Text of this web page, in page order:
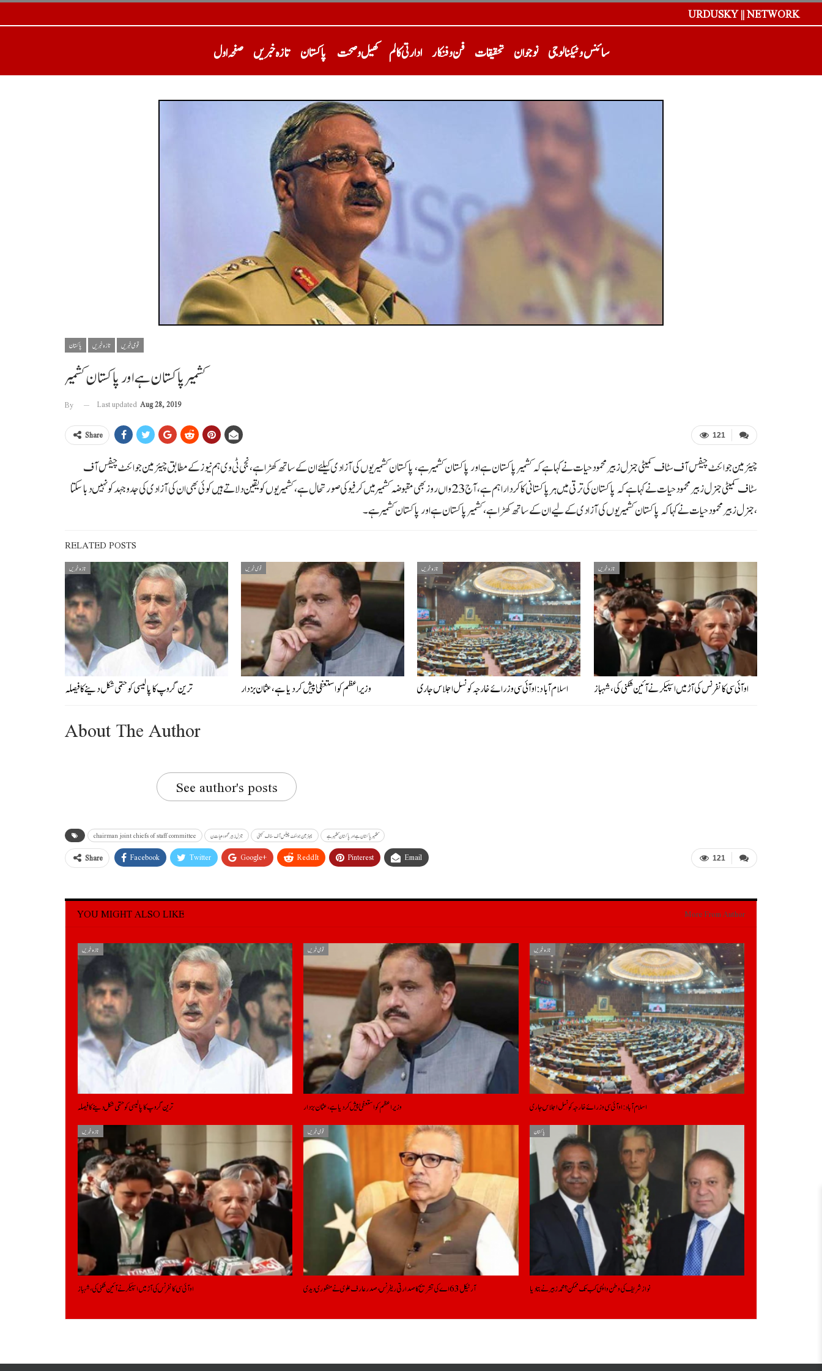
URDUSKY || NETWORK
صفحہ اول تازہ خبریں پاکستان کھیل و صحت ادارتی کالم فن و فنکار تحقیقات نوجوان سائنس و ٹیکنالوجی
پاکستان تازہ خبریں قومی خبریں
کشمیر پاکستان ہے اور پاکستان کشمیر
By Last updated Aug 28, 2019
121
Share
چیئرمین جوائنٹ چیفس آف سٹاف کمیٹی جنرل زبیر محمود حیات نے کہا ہے کہ کشمیر پاکستان ہے اور پاکستان کشمیر ہے،پاکستان کشمیریوں کی آزادی کیلئے ان کےساتھ کھڑا ہے ،نجی ٹی وی ہم نیوز کے مطابق چیئرمین جوائنٹ چیفس آف
سٹاف کمیٹی جنرل زبیر محمود حیات نے کہا ہے کہ پاکستان کی ترقی میں ہر پاکستانی کا کردار اہم ہے،آج 23واں روز بھی مقبوضہ کشمیر میں کرفیو کی صورتحال ہے،کشمیریوں کو یقین دلاتے ہیں کوئی بھی ان کی آزادی کی جدو جہد کو نہیں دبا سکتا
،جنرل زبیر محمود حیات نے کہا کہ پاکستان کشمیریوں کی آزادی کے لیے ان کےساتھ کھڑا ہے ، کشمیر پاکستان ہے اور پاکستان کشمیر ہے۔
RELATED POSTS
تازہ خبریں
ترین گروپ کا پالیسی کو حتمی شکل دینے کا فیصلہ
قومی خبریں
وزیراعظم کو استعفیٰ پیش کر دیا ہے، عثمان بزدار
تازہ خبریں
اسلام آباد: او آئی سی وزرائے خارجہ کونسل اجلاس جاری
تازہ خبریں
او آئی سی کانفرنس کی آڑ میں اسپیکر نے آئین شکنی کی، شہباز
About The Author
See author's posts
chairman joint chiefs of staff committee جنرل زبیر محمود حیات ن چیئرمین جوائنٹ چیفس آف سٹاف کمیٹی کشمیر پاکستان ہے اور پاکستان کشمیر ہے
121
Share Facebook Twitter Google+ ReddIt Pinterest Email
YOU MIGHT ALSO LIKE More From Author
تازہ خبریں
ترین گروپ کا پالیسی کو حتمی شکل دینے کا فیصلہ
قومی خبریں
وزیراعظم کو استعفیٰ پیش کر دیا ہے، عثمان بزدار
تازہ خبریں
اسلام آباد: او آئی سی وزرائے خارجہ کونسل اجلاس جاری
تازہ خبریں
او آئی سی کانفرنس کی آڑ میں اسپیکر نے آئین شکنی کی، شہباز
قومی خبریں
آرٹیکل 63 اے کی تشریح کا صدارتی ریفرنس، صدرعارف علوی نے منظوری دیدی
پاکستان
نواز شریف کی وطن واپسی کب تک ممکن؟ محمد زبیر نے بتادیا